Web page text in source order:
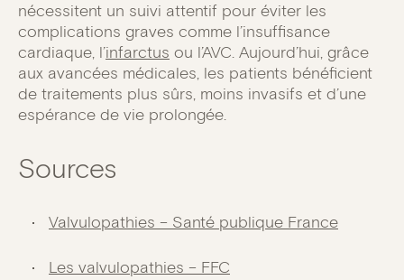
nécessitent un suivi attentif pour éviter les
complications graves comme l’insuffisance
cardiaque, l’infarctus ou l’AVC. Aujourd’hui, grâce
aux avancées médicales, les patients bénéficient
de traitements plus sûrs, moins invasifs et d’une
espérance de vie prolongée.
Sources
Valvulopathies – Santé publique France
Les valvulopathies – FFC